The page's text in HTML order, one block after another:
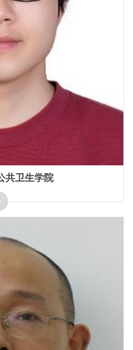
共卫生学院
治（疫苗、抗体、免疫机
疗新靶标与抗体药物研究，